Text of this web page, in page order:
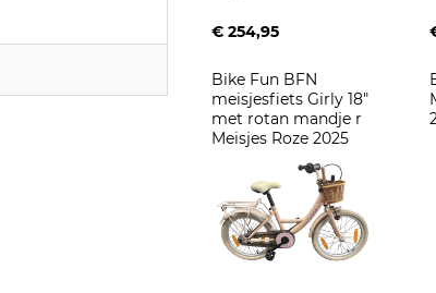
€ 254,95
Bike Fun BFN
meisjesfiets Girly 18"
met rotan mandje r
Meisjes Roze 2025